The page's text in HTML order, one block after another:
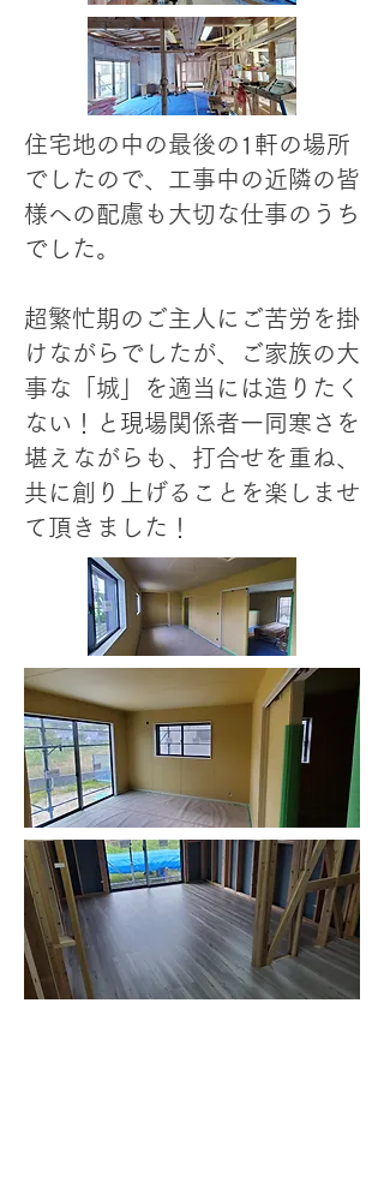
住宅地の中の最後の1軒の場所
でしたので、工事中の近隣の皆
様への配慮も大切な仕事のうち
でした。
​超繁忙期のご主人にご苦労を掛
けながらでしたが、ご家族の大
事な「城」を適当には造りたく
ない！と現場関係者一同寒さを
堪えながらも、打合せを重ね、
共に創り上げることを楽しませ
て頂きました！